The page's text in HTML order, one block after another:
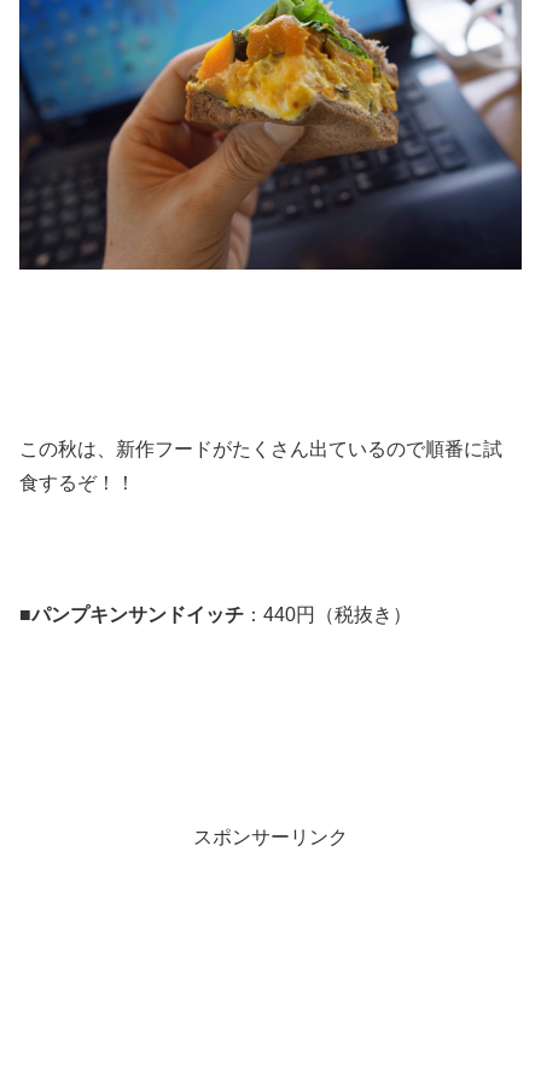
この秋は、新作フードがたくさん出ているので順番に試
食するぞ！！
■パンプキンサンドイッチ ：440円（税抜き）
スポンサーリンク